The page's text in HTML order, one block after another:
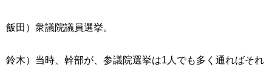
飯田）衆議院議員選挙。
鈴木）当時、幹部が、参議院選挙は1人でも多く通ればそれ